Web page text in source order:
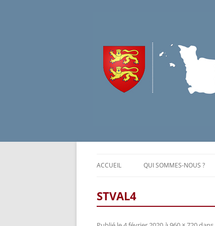
ACCUEIL QUI SOMMES-NOUS ?
NOS MISSIONS
STVAL4